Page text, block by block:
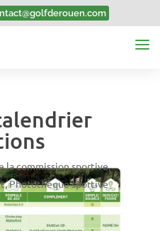
la commission sportive,
,Photothèque sportive